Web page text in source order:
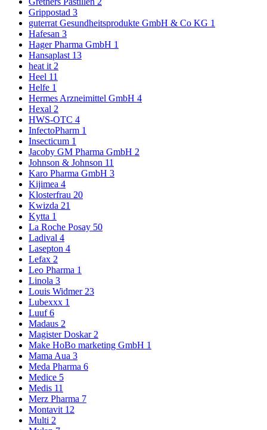
Grippostad 3
guterrat Gesundheitsprodukte GmbH & Co KG 1
Hafesan 3
Hager Pharma GmbH 1
Hansaplast 13
heat it2
Heel 11
Helfe 1
Hermes Arzneimittel GmbH 4
Hexal 2
HWS-OTC 4
InfectoPharm 1
Insecticum 1
Jacoby GM Pharma GmbH 2
Johnson & Johnson 11
Karo Pharma GmbH 3
Kijimea 4
Klosterfrau 20
Kwizda 21
Kytta 1
La Roche Posay 50
Ladival 4
Lasepton 4
Lefax 2
Leo Pharma 1
Linola 3
Louis Widmer23
Lubexxx 1
Luuf6
Madaus 2
Magister Doskar2
Make HoBo marketing GmbH 1
Mama Aua 3
Meda Pharma 6
Medice 5
Medis 11
Merz Pharma 7
Montavit 12
Multi 2